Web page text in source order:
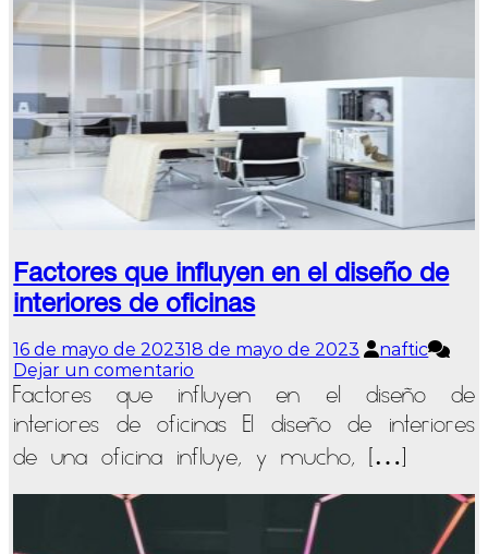
Factores que influyen en el diseño de
interiores de oficinas
16 de mayo de 202318 de mayo de 2023
naftic
Dejar un comentario
Factores
que
influyen
en
diseño
interiores
Factores que influyen en el diseño de
interiores de oficinas El diseño de interiores
de una oficina influye, y mucho, […]